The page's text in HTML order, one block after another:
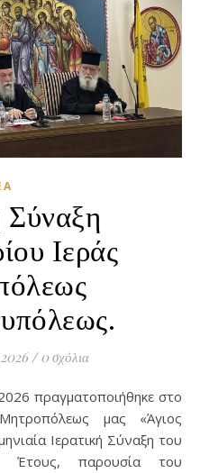
Σύναξη
Ιεράς
/ 0 σχόλια
μας «Άγιος
Ιερατική Σύναξη του
Έτους, παρουσία του